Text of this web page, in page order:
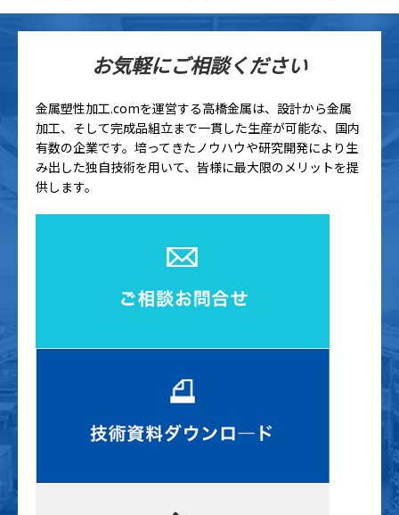
お気軽にご相談ください
金属塑性加工.comを運営する高橋金属は、設計から金属
加工、そして完成品組立まで一貫した生産が可能な、国内
有数の企業です。培ってきたノウハウや研究開発により生
み出した独自技術を用いて、皆様に最大限のメリットを提
供します。